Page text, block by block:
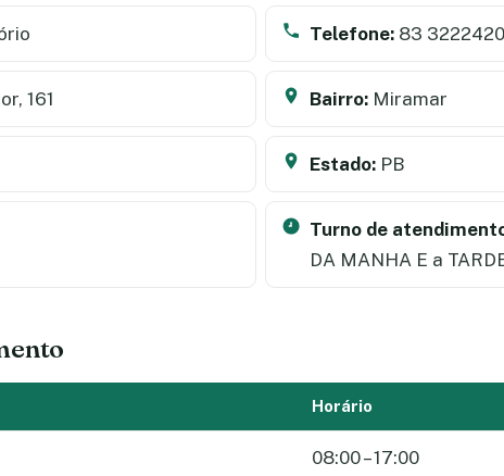
Telefone: 83
161 Bairro: Miramar
Estado: PB
Turno de
DA MANHA E a
Horário
08:00 – 17:00